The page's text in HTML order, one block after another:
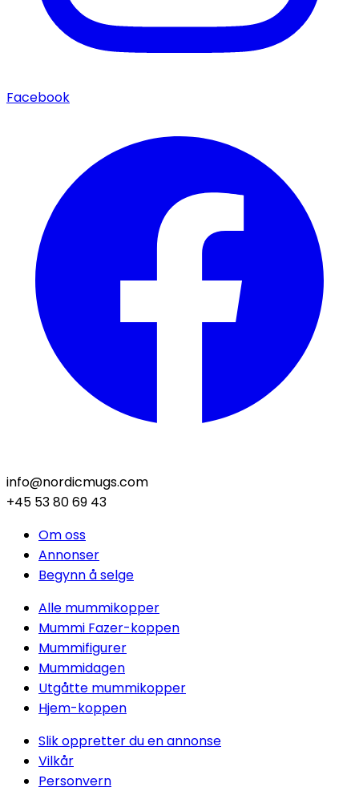
Facebook
info@nordicmugs.com
+45 53 80 69 43
Om oss
Annonser
Begynn å selge
Alle mummikopper
Mummi Fazer-koppen
Mummifigurer
Mummidagen
Utgåtte mummikopper
Hjem-koppen
Slik oppretter du en annonse
Vilkår
Personvern